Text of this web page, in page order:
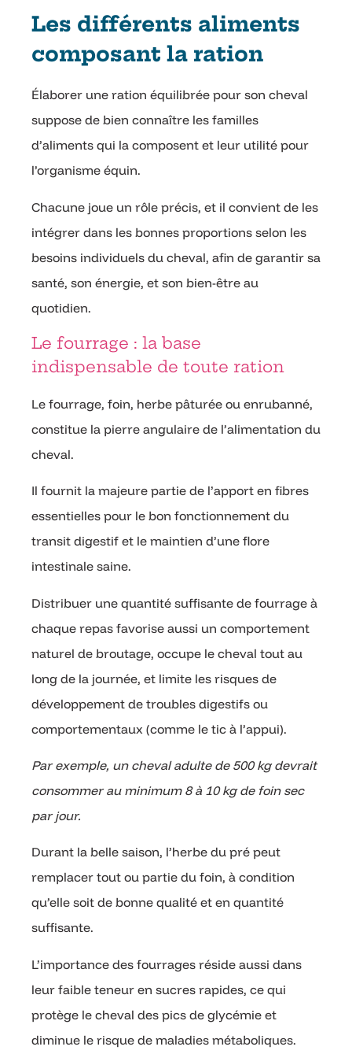
Les différents aliments
composant la ration
Élaborer une ration équilibrée pour son cheval
suppose de bien connaître les familles
d’aliments qui la composent et leur utilité pour
l’organisme équin.
Chacune joue un rôle précis, et il convient de les
intégrer dans les bonnes proportions selon les
besoins individuels du cheval, afin de garantir sa
santé, son énergie, et son bien-être au
quotidien.
Le fourrage : la base
indispensable de toute ration
Le fourrage, foin, herbe pâturée ou enrubanné,
constitue la pierre angulaire de l’alimentation du
cheval.
Il fournit la majeure partie de l’apport en fibres
essentielles pour le bon fonctionnement du
transit digestif et le maintien d’une flore
intestinale saine.
Distribuer une quantité suffisante de fourrage à
chaque repas favorise aussi un comportement
naturel de broutage, occupe le cheval tout au
long de la journée, et limite les risques de
développement de troubles digestifs ou
comportementaux (comme le tic à l’appui).
Par exemple, un cheval adulte de 500 kg devrait
consommer au minimum 8 à 10 kg de foin sec
par jour.
Durant la belle saison, l’herbe du pré peut
remplacer tout ou partie du foin, à condition
qu’elle soit de bonne qualité et en quantité
suffisante.
L’importance des fourrages réside aussi dans
leur faible teneur en sucres rapides, ce qui
protège le cheval des pics de glycémie et
diminue le risque de maladies métaboliques.